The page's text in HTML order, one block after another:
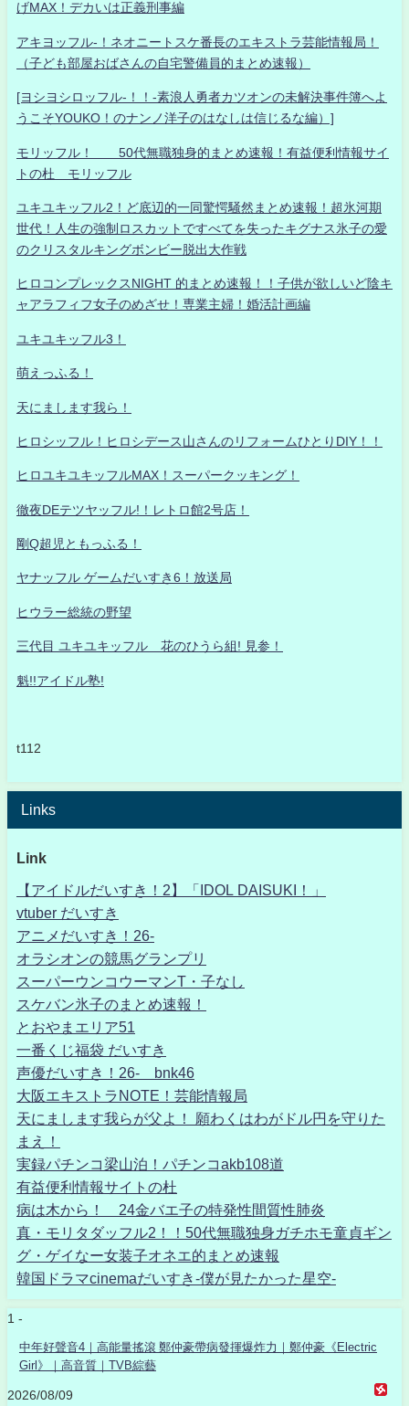
げMAX！デカいは正義刑事編
アキヨッフル-！ネオニートスケ番長のエキストラ芸能情報局！
（子ども部屋おばさんの自宅警備員的まとめ速報）
[ヨシヨシロッフル-！！-素浪人勇者カツオンの未解決事件簿へよ
うこそYOUKO！のナンノ洋子のはなしは信じるな編）]
モリッフル！ 50代無職独身的まとめ速報！有益便利情報サイ
トの杜 モリッフル
ユキユキッフル2！ど底辺的一同驚愕騒然まとめ速報！超氷河期
世代！人生の強制ロスカットですべてを失ったキグナス氷子の愛
のクリスタルキングボンビー脱出大作戦
ヒロコンプレックスNIGHT 的まとめ速報！！子供が欲しいど陰キ
ャアラフィフ女子のめざせ！専業主婦！婚活計画編
ユキユキッフル3！
萌えっふる！
天にまします我ら！
ヒロシッフル！ヒロシデース山さんのリフォームひとりDIY！！
ヒロユキユキッフルMAX！スーパークッキング！
徹夜DEテツヤッフル!！レトロ館2号店！
剛Q超児ともっふる！
ヤナッフル ゲームだいすき6！放送局
ヒウラー総統の野望
三代目 ユキユキッフル 花のひうら組! 見参！
魁!!アイドル塾!
t112
Links
Link
【アイドルだいすき！2】「IDOL DAISUKI！」
vtuber だいすき
アニメだいすき！26-
オラシオンの競馬グランプリ
スーパーウンコウーマンT・子なし
スケバン氷子のまとめ速報！
とおやまエリア51
一番くじ福袋 だいすき
声優だいすき！26- bnk46
大阪エキストラNOTE！芸能情報局
天にまします我らが父よ！ 願わくはわがドル円を守りた
まえ！
実録パチンコ梁山泊！パチンコakb108道
有益便利情報サイトの杜
病は木から！ 24金バエ子の特発性間質性肺炎
真・モリタダッフル2！！50代無職独身ガチホモ童貞ギン
グ・ゲイなー女装子オネエ的まとめ速報
韓国ドラマcinemaだいすき-僕が見たかった星空-
1 -
中年好聲音4｜高能量搖滾 鄭仲豪帶病發揮爆炸力｜鄭仲豪《Electric
Girl》｜高音質｜TVB綜藝
2026/08/09